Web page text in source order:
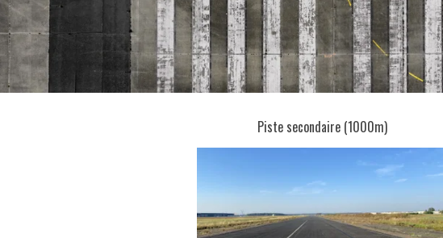
Piste secondaire (1000m)